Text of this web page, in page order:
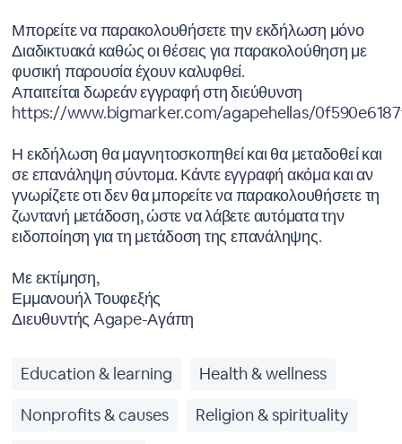
Μπορείτε να παρακολουθήσετε την εκδήλωση μόνο
Διαδικτυακά καθώς οι θέσεις για παρακολούθηση με
φυσική παρουσία έχουν καλυφθεί.
Απαιτείται δωρεάν εγγραφή στη διεύθυνση
https://www.bigmarker.com/agapehellas/
Η εκδήλωση θα μαγνητοσκοπηθεί και θα μεταδοθεί και
σε επανάληψη σύντομα. Κάντε εγγραφή ακόμα και αν
γνωρίζετε οτι δεν θα μπορείτε να παρακολουθήσετε τη
ζωντανή μετάδοση, ώστε να λάβετε αυτόματα την
ειδοποίηση για τη μετάδοση της επανάληψης.
Με εκτίμηση,
Εμμανουήλ Τουφεξής
Διευθυντής Agape-Αγάπη
Education & learning
Health & wellness
Nonprofits & causes
Religion & spirituality